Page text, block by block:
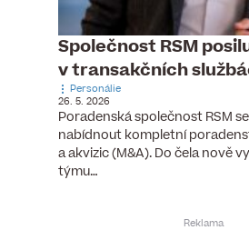
Společnost RSM
v transakčních
Personálie
26. 5. 2026
Poradenská společnost RSM
nabídnout kompletní
a akvizic (M&A). Do čela nově
týmu…